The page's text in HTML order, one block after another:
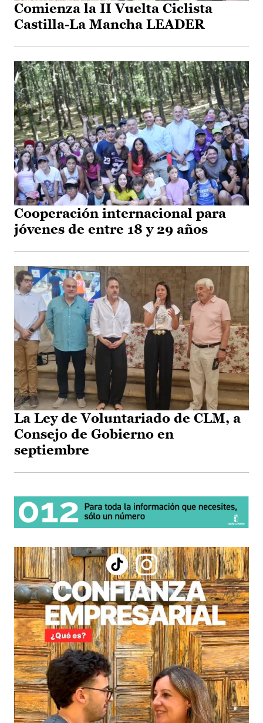
Comienza la II Vuelta Ciclista
Castilla-La Mancha LEADER
Cooperación internacional para
jóvenes de entre 18 y 29 años
La Ley de Voluntariado de CLM, a
Consejo de Gobierno en
septiembre